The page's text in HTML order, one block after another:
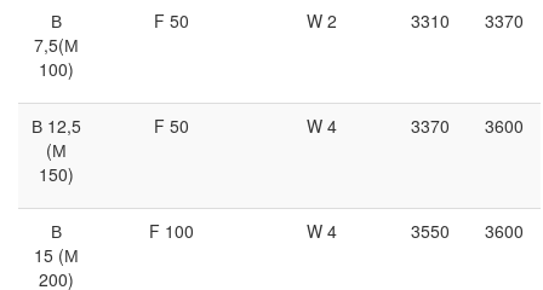
В
7,5(М
100)
F 50 W 2 3310 3370
В 12,5
(М
150)
F 50 W 4 3370 3600
В
15 (М
200)
F 100 W 4 3550 3600